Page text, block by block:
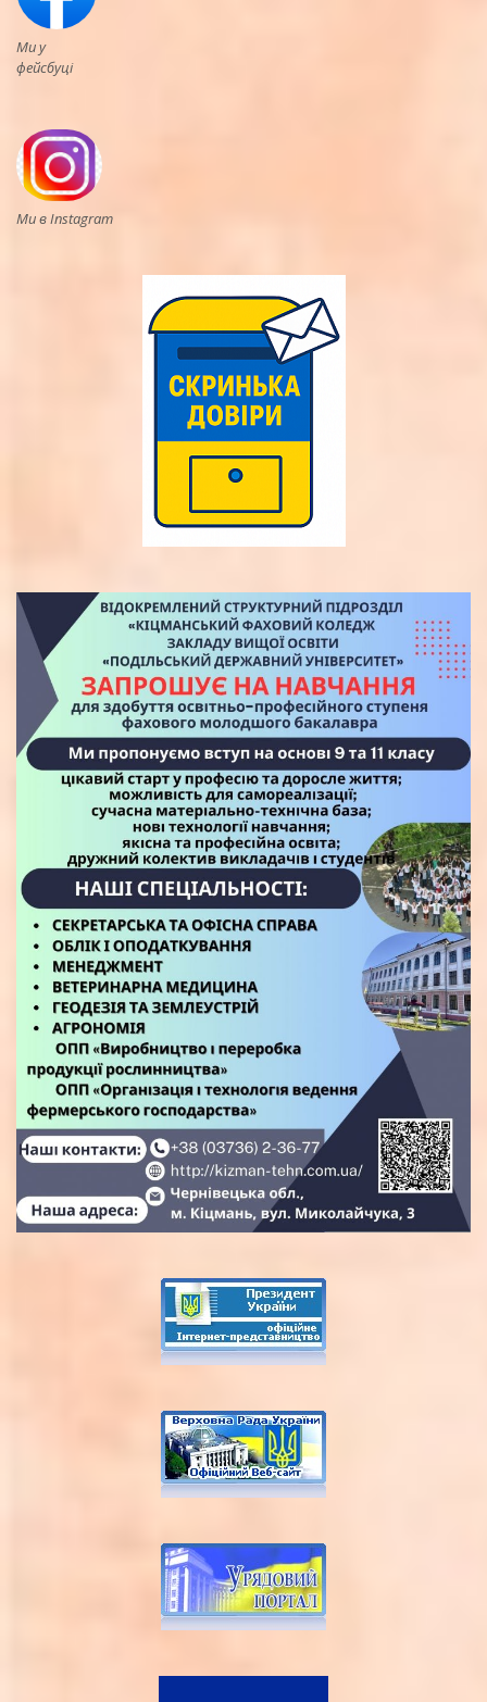
Ми у
фейсбуці
Ми в Instagram